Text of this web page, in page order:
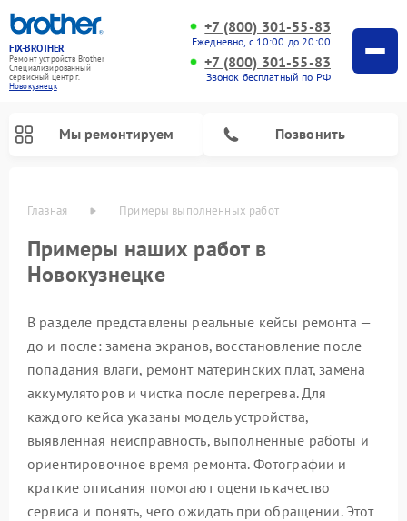
FIX-BROTHER
Ремонт устройств Brother
Специализированный
cервисный центр г.
Новокузнецк
+7 (800) 301-55-83
Ежедневно, с 10:00 до 20:00
+7 (800) 301-55-83
Звонок бесплатный по РФ
Мы ремонтируем Позвонить
Главная Примеры выполненных работ
Примеры наших работ в
Новокузнецке
В разделе представлены реальные кейсы ремонта —
до и после: замена экранов, восстановление после
попадания влаги, ремонт материнских плат, замена
аккумуляторов и чистка после перегрева. Для
каждого кейса указаны модель устройства,
выявленная неисправность, выполненные работы и
ориентировочное время ремонта. Фотографии и
краткие описания помогают оценить качество
сервиса и понять, чего ожидать при обращении. Этот